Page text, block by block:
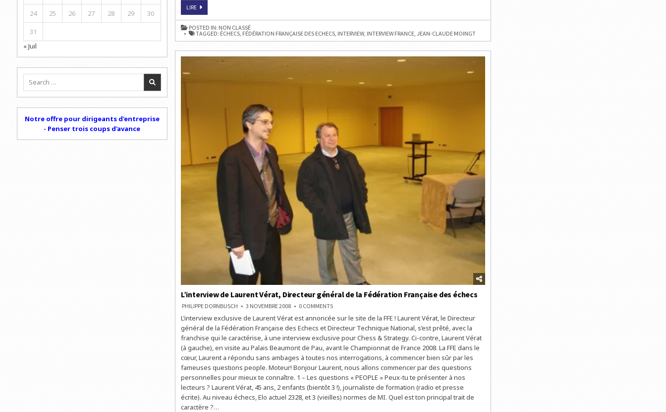
LIREINTERVIEW
CHESS
&
STRATEGY
:
JEAN-
PRÉSIDENT
POSTED IN: NON CLASSÉ
TAGGED: ÉCHECS, FÉDÉRATION FRANÇAISE DES ECHECS, INTERVIEW, INTERVIEW FRANCE, JEAN-CLAUDE MOINGT
L’interview de Laurent Vérat, Directeur général de la Fédération Française des échecs
PHILIPPE DORNBUSCH 3 NOVEMBRE 2008 0 COMMENTSON
DE
VÉRAT,
DIRECTEUR
GÉNÉRAL
DE
FÉDÉRATION
FRANÇAISE
DES
ÉCHECS
L’interview exclusive de Laurent Vérat est annoncée sur le site de la FFE ! Laurent Vérat, le Directeur
général de la Fédération Française des Echecs et Directeur Technique National, s’est prêté, avec la
franchise qui le caractérise, à une interview exclusive pour Chess & Strategy. Ci-contre, Laurent Vérat
(à gauche), en visite au Palais Beaumont de Pau, avant le Championnat de France 2008. La FFE dans le
cœur, Laurent a répondu sans ambages à toutes nos interrogations, à commencer bien sûr par les
fameuses questions people. Moteur! Bonjour Laurent, nous allons commencer par des questions
personnelles pour mieux te connaître. 1 – Les questions « PEOPLE » Peux-tu te présenter à nos
lecteurs ? Laurent Vérat, 45 ans, 2 enfants (bientôt 3 !), journaliste de formation (radio et presse
écrite). Au niveau échecs, Elo actuel 2328, et 3 (vieilles) normes de MI. Quel est ton principal trait de
caractère ?…
24 25 26 27 28 29 30
31
« Juil
Search
Notre offre pour dirigeants d'entreprise
- Penser trois coups d'avance